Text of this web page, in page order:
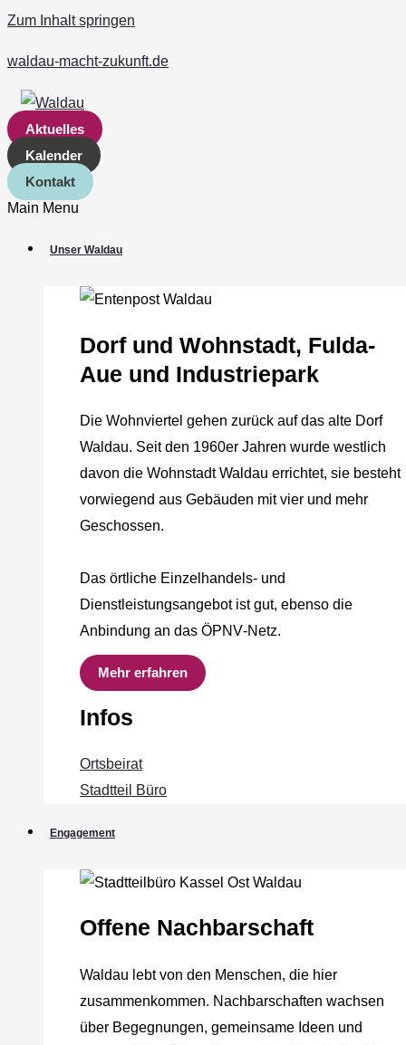
Zum Inhalt springen
waldau-macht-zukunft.de
Aktuelles
Kalender
Kontakt
Main Menu
Unser Waldau
Dorf und Wohnstadt, Fulda‐
Aue und Industriepark
Die Wohnviertel gehen zurück auf das alte Dorf
Waldau. Seit den 1960er Jahren wurde westlich
davon die Wohnstadt Waldau errichtet, sie besteht
vorwiegend aus Gebäuden mit vier und mehr
Geschossen.
Das örtliche Einzelhandels‐ und
Dienstleistungsangebot ist gut, ebenso die
Anbindung an das ÖPNV‐Netz.
Mehr erfahren
Infos
Ortsbeirat
Stadtteil Büro
Engagement
Offene Nachbarschaft
Waldau lebt von den Menschen, die hier
zusammenkommen. Nachbarschaften wachsen
über Begegnungen, gemeinsame Ideen und